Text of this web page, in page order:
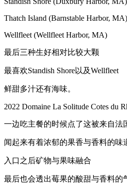
Thatch Island (Barnstable Harbor, MA)
Wellfleet (Wellfleet Harbor, MA)
最后三种生好相对比较大颗
最喜欢Standish Shore以及Wellfleet
鲜甜多汁还有海味。
2022 Domaine La Solitude Cotes du
一边吃主餐的时候点了这被来自法
闻起来有着浓郁的果香与香料的味
入口之后矿物与果味融合
最后也会透出莓果的酸甜与香料的